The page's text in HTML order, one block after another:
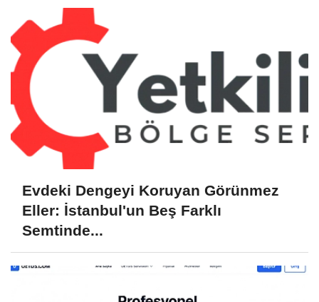
Evdeki Dengeyi Koruyan Görünmez
Eller: İstanbul'un Beş Farklı
Semtinde...